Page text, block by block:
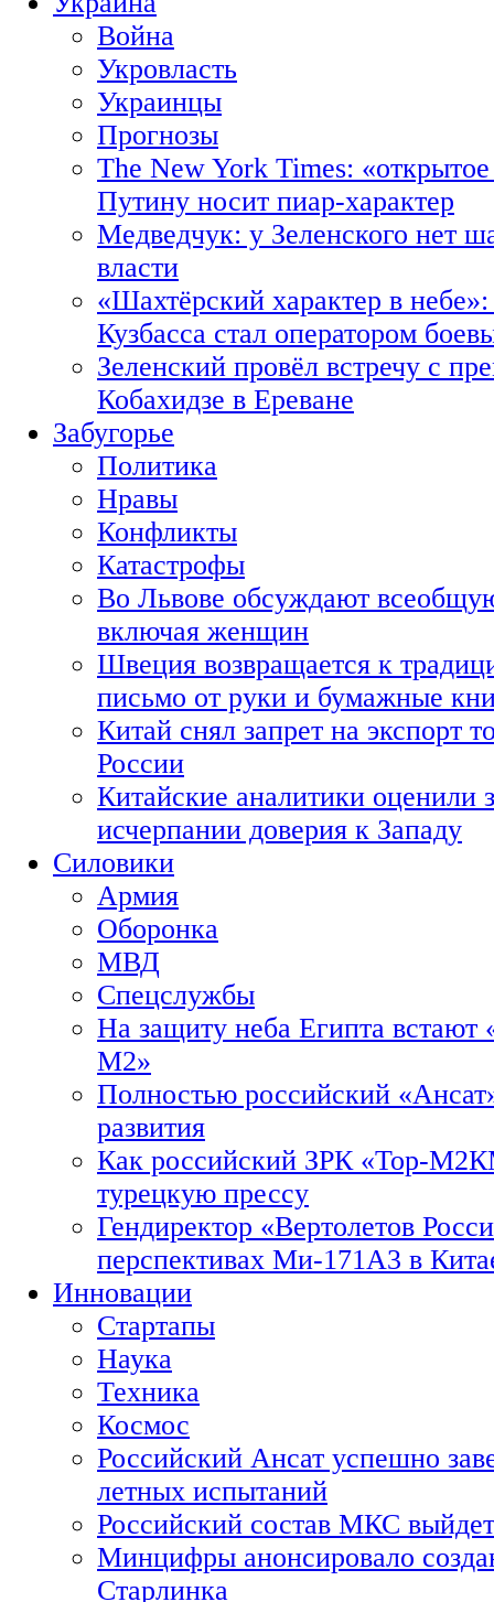
Война
Укровласть
Украинцы
Прогнозы
The New York Times:
Путину носит пиар-характер
Медведчук: у Зеленского нет
власти
«Шахтёрский характер в
Кузбасса стал оператором
Зеленский провёл встречу с
Кобахидзе в Ереване
Забугорье
Политика
Нравы
Конфликты
Катастрофы
Во Львове обсуждают
включая женщин
Швеция возвращается к
письмо от руки и бумажные
Китай снял запрет на экспорт
России
Китайские аналитики оценили
исчерпании доверия к Западу
Силовики
Армия
Оборонка
МВД
Спецслужбы
На защиту неба Египта встают
М2»
Полностью российский
развития
Как российский ЗРК «Тор-
турецкую прессу
Гендиректор «Вертолетов
перспективах Ми-171А3 в
Инновации
Стартапы
Наука
Техника
Космос
Российский Ансат успешно
летных испытаний
Российский состав МКС
Минцифры анонсировало
Старлинка